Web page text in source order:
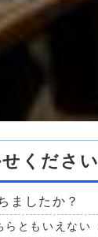
ください
ましたか？
らともいえない